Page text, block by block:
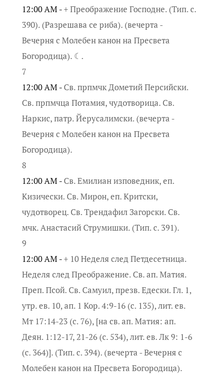
12:00 AM -+ Преображение Господне. (Тип. с.
390). (Разрешава се риба). (вечерта -
Вечерня с Молебен канон на Пресвета
Богородица). ☾.
7
12:00 AM - Св. прпмчк Дометий Персийски.
Св. прпмчца Потамия, чудотворица. Св.
Наркис, патр. Йерусалимски. (вечерта -
Вечерня с Молебен канон на Пресвета
Богородица).
8
12:00 AM - Св. Емилиан изповедник, еп.
Кизически. Св. Мирон, еп. Критски,
чудотворец. Св. Трендафил Загорски. Св.
мчк. Анастасий Струмишки. (Тип. с. 391).
9
12:00 AM -+ 10 Неделя след Петдесетница.
Неделя след Преображение. Св. ап. Матия.
Преп. Псой. Св. Самуил, презв. Едески. Гл. 1,
утр. ев. 10, ап. 1 Кор. 4:9-16 (с. 135), лит. ев.
Мт 17:14-23 (с. 76), [на св. ап. Матия: ап.
Деян. 1:12-17, 21-26 (с. 534), лит. ев. Лк 9: 1-6
(с. 364)]. (Тип. с. 394). (вечерта - Вечерня с
Молебен канон на Пресвета Богородица).